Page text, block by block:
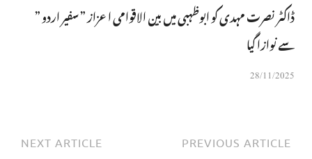
ڈاکٹر نصرت مہدی کو ابوظہبی میں بین الاقوامی اعزاز ” سفیر اردو ”
سے نوازا گیا
28/11/2025
PREVIOUS ARTICLE
NEXT ARTICLE